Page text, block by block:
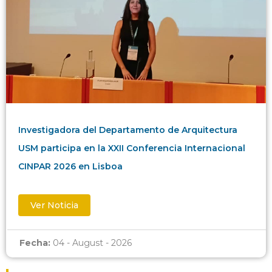
Investigadora del Departamento de Arquitectura
USM participa en la XXII Conferencia Internacional
CINPAR 2026 en Lisboa
Ver Noticia
Fecha: 04 - August - 2026